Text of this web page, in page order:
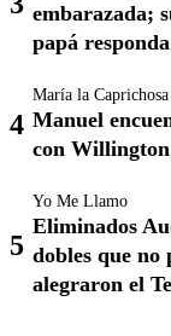
embarazada;
papá responda
María la Caprichosa
Manuel
con
Yo Me Llamo
Eliminados
dobles que no
alegraron el